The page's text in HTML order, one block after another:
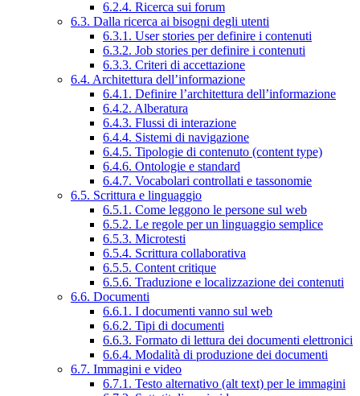
6.2.4. Ricerca sui forum
6.3. Dalla ricerca ai bisogni degli utenti
6.3.1. User stories per definire i contenuti
6.3.2. Job stories per definire i contenuti
6.3.3. Criteri di accettazione
6.4. Architettura dell’informazione
6.4.1. Definire l’architettura dell’informazione
6.4.2. Alberatura
6.4.3. Flussi di interazione
6.4.4. Sistemi di navigazione
6.4.5. Tipologie di contenuto (content type)
6.4.6. Ontologie e standard
6.4.7. Vocabolari controllati e tassonomie
6.5. Scrittura e linguaggio
6.5.1. Come leggono le persone sul web
6.5.2. Le regole per un linguaggio semplice
6.5.3. Microtesti
6.5.4. Scrittura collaborativa
6.5.5. Content critique
6.5.6. Traduzione e localizzazione dei contenuti
6.6. Documenti
6.6.1. I documenti vanno sul web
6.6.2. Tipi di documenti
6.6.3. Formato di lettura dei documenti elettronici
6.6.4. Modalità di produzione dei documenti
6.7. Immagini e video
6.7.1. Testo alternativo (alt text) per le immagini